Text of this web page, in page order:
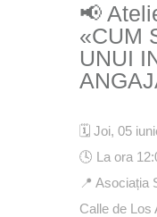
📢
«CUM
UNUI
🗓 Joi, 05
🕓 La ora
📍 Asociația
Calle de Los